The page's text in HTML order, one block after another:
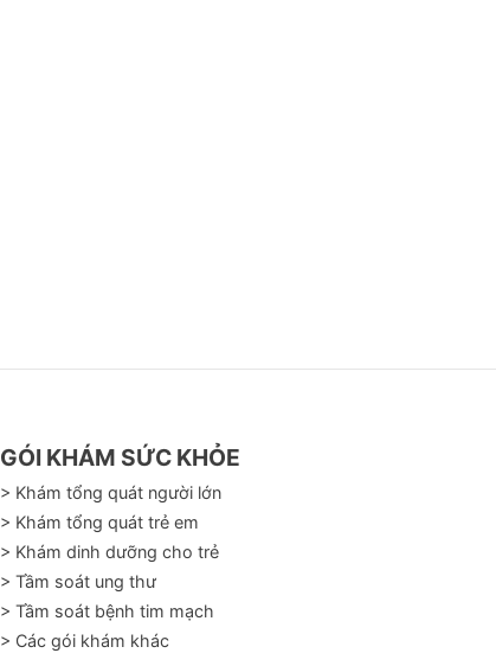
GÓI KHÁM SỨC KHỎE
> Khám tổng quát người lớn
> Khám tổng quát trẻ em
> Khám dinh dưỡng cho trẻ
> Tầm soát ung thư
> Tầm soát bệnh tim mạch
> Các gói khám khác